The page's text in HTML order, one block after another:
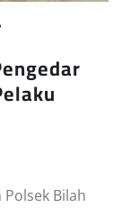
Polsek Bilah